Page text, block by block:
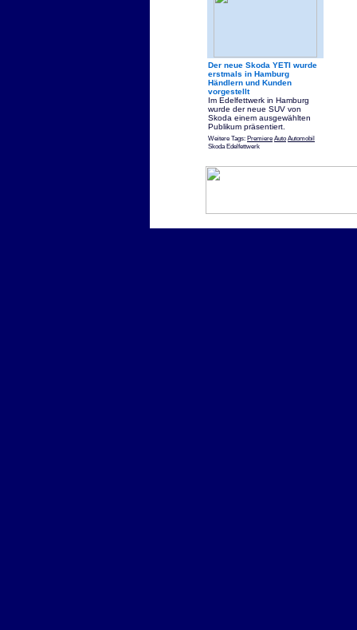
Der neue Skoda YETI wurde
erstmals in Hamburg
Händlern und Kunden
vorgestellt
Im Edelfettwerk in Hamburg
wurde der neue SUV von
Skoda einem ausgewählten
Publikum präsentiert.
Weitere Tags: Premiere Auto Automobil
Skoda Edelfettwerk